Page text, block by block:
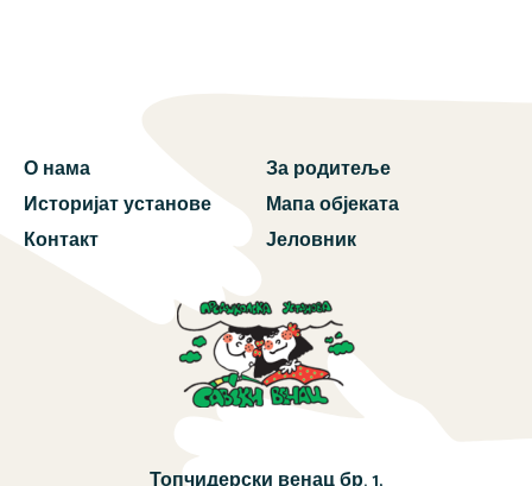
О нама
Историјат установе
Контакт
За родитеље
Мапа објеката
Јеловник